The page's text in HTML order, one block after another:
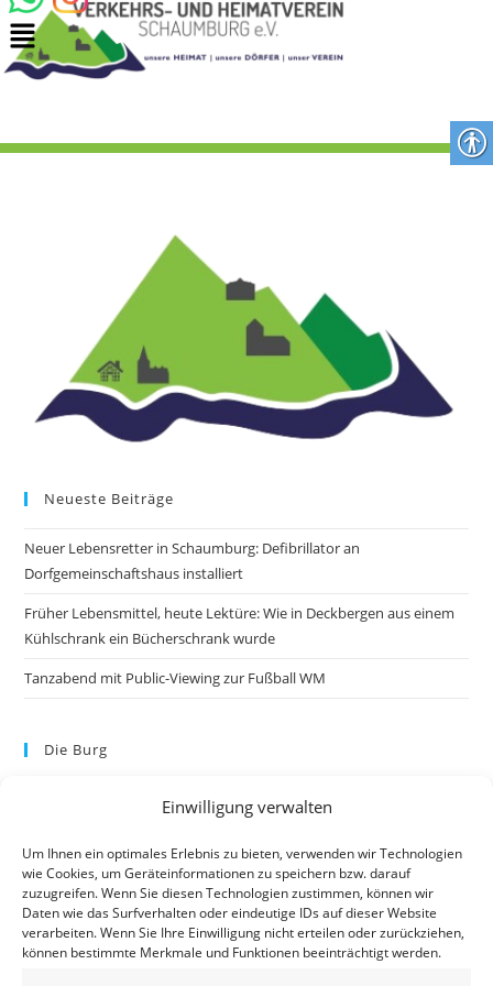
Einwilligung verwalten
Um Ihnen ein optimales Erlebnis zu bieten, verwenden wir Technologien
wie Cookies, um Geräteinformationen zu speichern bzw. darauf
zuzugreifen. Wenn Sie diesen Technologien zustimmen, können wir
Daten wie das Surfverhalten oder eindeutige IDs auf dieser Website
verarbeiten. Wenn Sie Ihre Einwilligung nicht erteilen oder zurückziehen,
können bestimmte Merkmale und Funktionen beeinträchtigt werden.
Neueste Beiträge
Neuer Lebensretter in Schaumburg: Defibrillator an
Dorfgemeinschaftshaus installiert
Früher Lebensmittel, heute Lektüre: Wie in Deckbergen aus einem
Kühlschrank ein Bücherschrank wurde
Tanzabend mit Public-Viewing zur Fußball WM
Die Burg